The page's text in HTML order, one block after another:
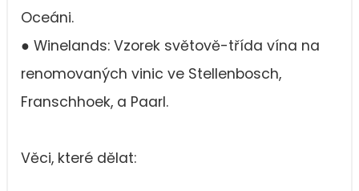
Oceáni.
● Winelands: Vzorek světově-třída vína na
renomovaných vinic ve Stellenbosch,
Franschhoek, a Paarl.
Věci, které dělat: